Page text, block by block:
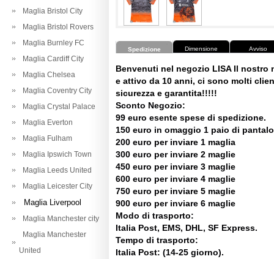
Maglia Bristol City
Maglia Bristol Rovers
Maglia Burnley FC
Maglia Cardiff City
Maglia Chelsea
Maglia Coventry City
Maglia Crystal Palace
Maglia Everton
Maglia Fulham
Maglia Ipswich Town
Maglia Leeds United
Maglia Leicester City
Maglia Liverpool
Maglia Manchester city
Maglia Manchester
United
Spedizione Dimensione Avviso
Benvenuti nel negozio LISA Il nostro
e attivo da 10 anni, ci sono molti
sicurezza e garantita!!!!!
Sconto Negozio:
99 euro esente spese di spedizione.
150 euro in omaggio 1 paio di
200 euro per inviare 1 maglia
300 euro per inviare 2 maglie
450 euro per inviare 3 maglie
600 euro per inviare 4 maglie
750 euro per inviare 5 maglie
900 euro per inviare 6 maglie
Modo di trasporto:
Italia Post, EMS, DHL, SF Express.
Tempo di trasporto:
Italia Post: (14-25 giorno).